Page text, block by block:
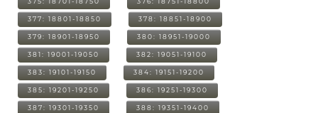
377: 18801-18850 378: 18851-18900
379: 18901-18950 380: 18951-19000
381: 19001-19050 382: 19051-19100
383: 19101-19150 384: 19151-19200
385: 19201-19250 386: 19251-19300
387: 19301-19350 388: 19351-19400